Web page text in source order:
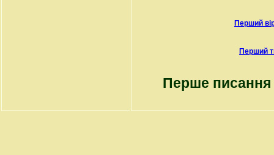
Перший
Перший
Перше